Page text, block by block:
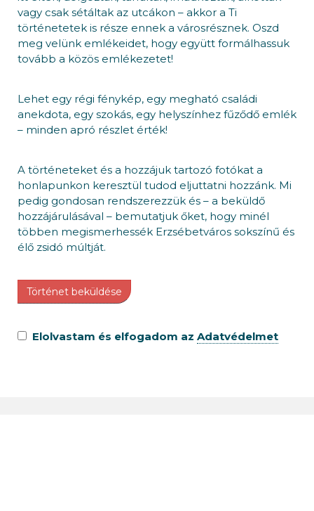
vagy csak sétáltak az utcákon – akkor a Ti
történetetek is része ennek a városrésznek. Oszd
meg velünk emlékeidet, hogy együtt formálhassuk
tovább a közös emlékezetet!
Lehet egy régi fénykép, egy megható családi
anekdota, egy szokás, egy helyszínhez fűződő emlék
– minden apró részlet érték!
A történeteket és a hozzájuk tartozó fotókat a
honlapunkon keresztül tudod eljuttatni hozzánk. Mi
pedig gondosan rendszerezzük és – a beküldő
hozzájárulásával – bemutatjuk őket, hogy minél
többen megismerhessék Erzsébetváros sokszínű és
élő zsidó múltját.
Történet beküldése
Elolvastam és elfogadom az Adatvédelmet